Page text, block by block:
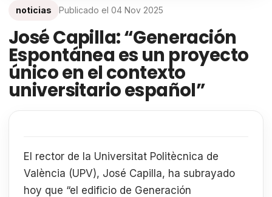
noticias Publicado el 04 Nov 2025
José Capilla: “Generación
Espontánea es un proyecto
único en el contexto
universitario español”
El rector de la Universitat Politècnica de
València (UPV), José Capilla, ha subrayado
hoy que “el edificio de Generación